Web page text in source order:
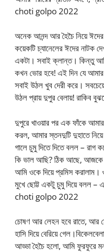
choti golpo 2022
অনেক আনন্দ আর হৈচৈ নিয়ে ঈদের
কয়েকটি চ্যানেলের ঈদের নাটক
একটা। সবাই ক্লান্ত। কিন্তু
কখন ভোর হবে! এই দিন যে
সবাই উঠল খুব দেরী করে।
উঠল প্রায় দুপুর বেলায়! রাকিব
দুপুরে খাওয়ার পর এক ফাঁকে
করল, আমার স্তনদুটি দুহাতে
গালে চুমু দিতে দিতে বলল – রাগ
কি ভাল আছি? ঠিক আছে, আজকে
আমি ওকে দিয়ে প্রমিস
মুখে ছোট্ট একটু চুমু দিয়ে বলল
choti golpo 2022
চোষণ আর লেহন হবে রাতে, আর
হাসি দিয়ে বেরিয়ে
আড্ডা হৈচৈ হলো, আমি ফুরফুরে